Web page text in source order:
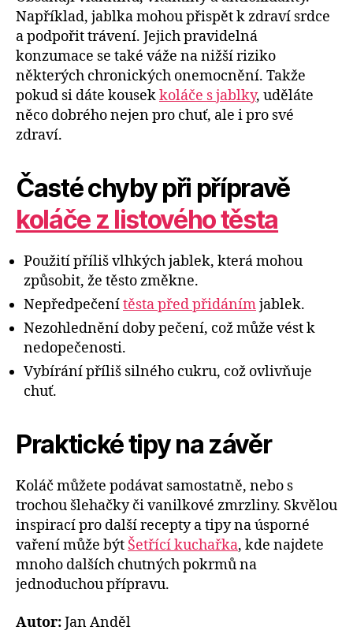
Například, jablka mohou přispět k zdraví srdce
a podpořit trávení. Jejich pravidelná
konzumace se také váže na nižší riziko
některých chronických onemocnění. Takže
pokud si dáte kousekkoláče s jablky, uděláte
něco dobrého nejen pro chuť, ale i pro své
zdraví.
Časté chyby při přípravě
koláče z listového těsta
Použití příliš vlhkých jablek, která mohou
způsobit, že těsto změkne.
Nepředpečenítěsta před přidánímjablek.
Nezohlednění doby pečení, což může vést k
nedopečenosti.
Vybírání příliš silného cukru, což ovlivňuje
chuť.
Praktické tipy na závěr
Koláč můžete podávat samostatně, nebo s
trochou šlehačky či vanilkové zmrzliny. Skvělou
inspirací pro další recepty a tipy na úsporné
vaření může být Šetřící kuchařka, kde najdete
mnoho dalších chutných pokrmů na
jednoduchou přípravu.
Autor:Jan Anděl